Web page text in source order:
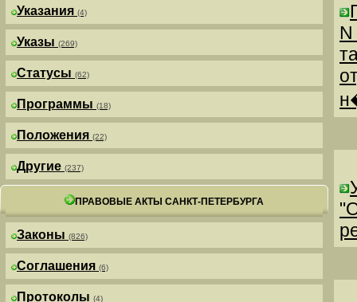
Указания (4)
Указы (269)
Статусы (62)
Программы (18)
Положения (22)
Другие (237)
ПРАВОВЫЕ АКТЫ САНКТ-ПЕТЕРБУРГА
Законы (826)
Соглашения (6)
Протоколы (4)